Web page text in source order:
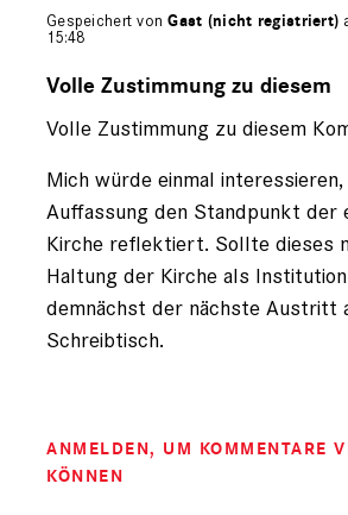
Gespeichert vonGast (nicht registriert)
15:48
auf
Gast
registriert)
Volle Zustimmung zu diesem
Volle Zustimmung zu diesem
Mich würde einmal
Auffassung den Standpunkt der
Kirche reflektiert. Sollte dieses
Haltung der Kirche als
demnächst der nächste Austritt
Schreibtisch.
ANMELDEN, UM KOMMENTARE
KÖNNEN